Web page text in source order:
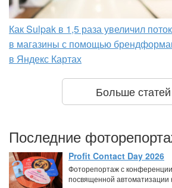
Как Sulpak в 1,5 раза увеличил
в магазины с помощью
в Яндекс Картах
Больше статей
Последние
Profit Contact Day 2026
Фоторепортаж с
посвященной автоматизации